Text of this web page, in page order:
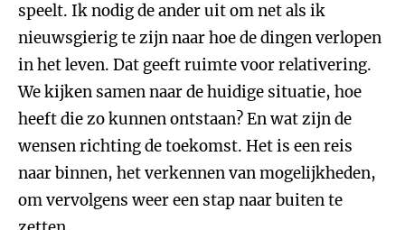
speelt. Ik nodig de ander uit om net als ik
nieuwsgierig te zijn naar hoe de dingen verlopen
in het leven. Dat geeft ruimte voor relativering.
We kijken samen naar de huidige situatie, hoe
heeft die zo kunnen ontstaan? En wat zijn de
wensen richting de toekomst. Het is een reis
naar binnen, het verkennen van mogelijkheden,
om vervolgens weer een stap naar buiten te